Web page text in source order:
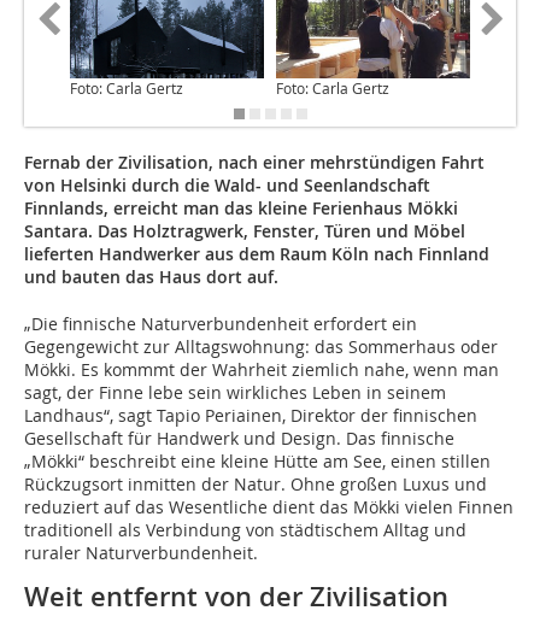
Foto: Carla Gertz Foto: Carla Gertz
Fernab der Zivilisation, nach einer mehrstündigen Fahrt
von Helsinki durch die Wald- und Seenlandschaft
Finnlands, erreicht man das kleine Ferienhaus Mökki
Santara. Das Holztragwerk, Fenster, Türen und Möbel
lieferten Handwerker aus dem Raum Köln nach Finnland
und bauten das Haus dort auf.
„Die finnische Naturverbundenheit erfordert ein
Gegengewicht zur Alltagswohnung: das Sommerhaus oder
Mökki. Es kommmt der Wahrheit ziemlich nahe, wenn man
sagt, der Finne lebe sein wirkliches Leben in seinem
Landhaus“, sagt Tapio Periainen, Direktor der finnischen
Gesellschaft für Handwerk und Design. Das finnische
„Mökki“ beschreibt eine kleine Hütte am See, einen stillen
Rückzugsort inmitten der Natur. Ohne großen Luxus und
reduziert auf das Wesentliche dient das Mökki vielen Finnen
traditionell als Verbindung von städtischem Alltag und
ruraler Naturverbundenheit.
Weit entfernt von der Zivilisation